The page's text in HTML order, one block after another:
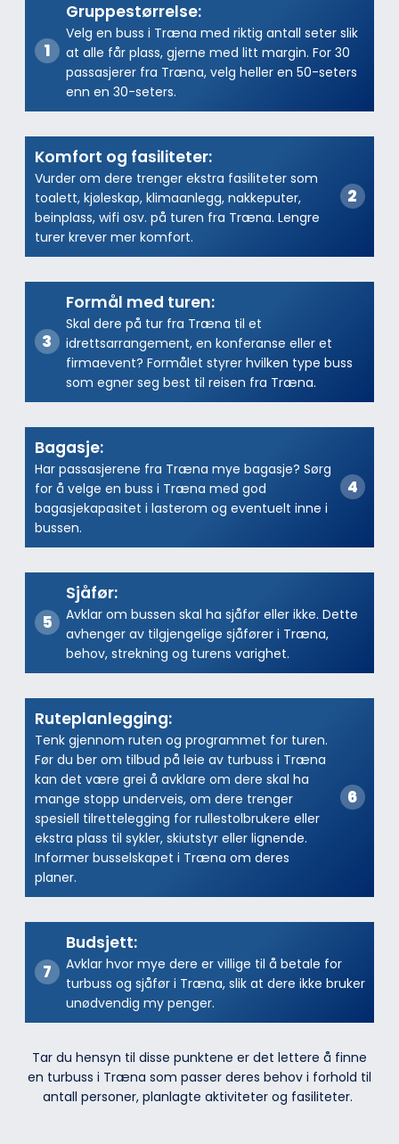
Gruppestørrelse:
Velg en buss i Træna med riktig antall seter slik
at alle får plass, gjerne med litt margin. For 30
passasjerer fra Træna, velg heller en 50-seters
enn en 30-seters.
Komfort og fasiliteter:
Vurder om dere trenger ekstra fasiliteter som
toalett, kjøleskap, klimaanlegg, nakkeputer,
beinplass, wifi osv. på turen fra Træna. Lengre
turer krever mer komfort.
Formål med turen:
Skal dere på tur fra Træna til et
idrettsarrangement, en konferanse eller et
firmaevent? Formålet styrer hvilken type buss
som egner seg best til reisen fra Træna.
Bagasje:
Har passasjerene fra Træna mye bagasje? Sørg
for å velge en buss i Træna med god
bagasjekapasitet i lasterom og eventuelt inne i
bussen.
Sjåfør:
Avklar om bussen skal ha sjåfør eller ikke. Dette
avhenger av tilgjengelige sjåfører i Træna,
behov, strekning og turens varighet.
Ruteplanlegging:
Tenk gjennom ruten og programmet for turen.
Før du ber om tilbud på leie av turbuss i Træna
kan det være grei å avklare om dere skal ha
mange stopp underveis, om dere trenger
spesiell tilrettelegging for rullestolbrukere eller
ekstra plass til sykler, skiutstyr eller lignende.
Informer busselskapet i Træna om deres
planer.
Budsjett:
Avklar hvor mye dere er villige til å betale for
turbuss og sjåfør i Træna, slik at dere ikke bruker
unødvendig my penger.
Tar du hensyn til disse punktene er det lettere å finne
en turbuss i Træna som passer deres behov i forhold til
antall personer, planlagte aktiviteter og fasiliteter.